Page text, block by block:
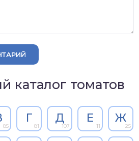
каталог томатов
85
Г
81
Д
107
Е
11
Ж
25